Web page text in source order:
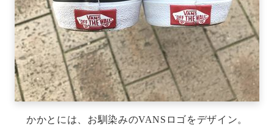
かかとには、お馴染みのVANSロゴをデザイン。